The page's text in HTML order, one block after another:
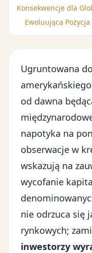
Konsekwencje dla
Ewoluująca
Ugruntowana
od dawna
napotyka na
obserwacje w
wskazują na
wycofanie
nie odrzuca się
rynkowych;
inwestorzy